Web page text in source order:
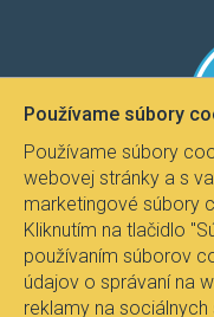
Používame súbory
Používame súbory
webovej stránky a s
marketingové súbory
Kliknutím na tlačidlo
používaním súborov
údajov o správaní na
reklamy na